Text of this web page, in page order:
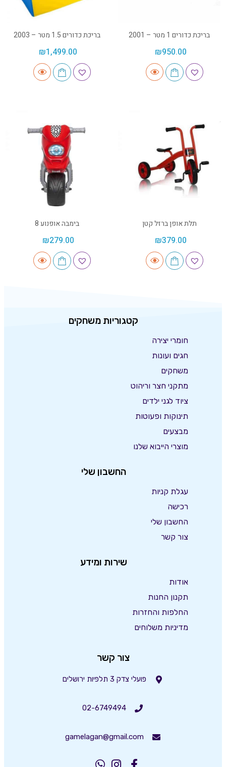
בריכת כדורים 1 מטר – 2001
₪950.00
בריכת כדורים 1.5 מטר – 2003
₪1,499.00
תלת אופן ברזל קטן
₪379.00
בימבה אופנוע 8
₪279.00
קטגוריות משחקים
חומרי יצירה
חגים ועונות
משחקים
מתקני חצר וריהוט
ציוד לגני ילדים
תינוקות ופעוטות
מבצעים
מוצרי הייבוא שלנו
החשבון שלי
עגלת קניות
רכישה
החשבון שלי
צור קשר
שירות ומידע
אודות
תקנון החנות
החלפות והחזרות
מדיניות משלוחים
צור קשר
פועלי צדק 3 תלפיות ירושלים
02-6749494
gamelagan@gmail.com